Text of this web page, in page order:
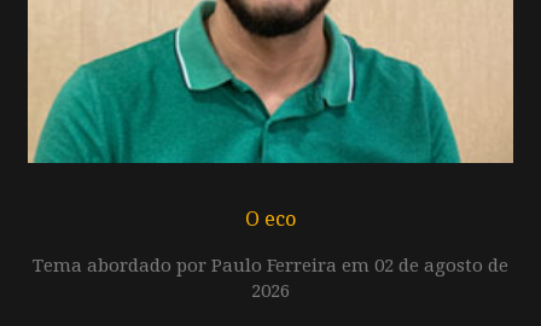
O eco
Tema abordado por Paulo Ferreira em 02 de agosto de
2026